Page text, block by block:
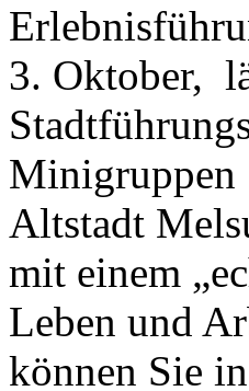
3. Oktober,
Minigruppen
Altstadt
mit einem
Leben und
können Sie